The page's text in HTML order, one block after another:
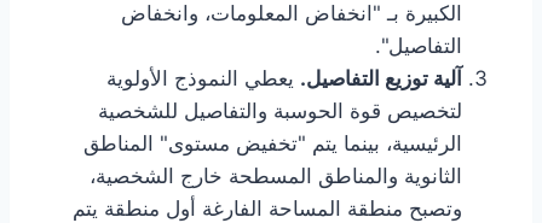
الكبيرة بـ "انخفاض المعلومات، وانخفاض
التفاصيل".
آلية توزيع التفاصيل. يعطي النموذج الأولوية
لتخصيص قوة الحوسبة والتفاصيل للشخصية
الرئيسية، بينما يتم "تخفيض مستوى" المناطق
الثانوية والمناطق المسطحة خارج الشخصية،
وتصبح منطقة المساحة الفارغة أول منطقة يتم